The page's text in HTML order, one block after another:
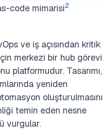
code mimarisi2
ve iş açısından kritik
merkezi bir hub görevi
platformudur. Tasarımı,
yeniden
oluşturulmasını
temin eden nesne
vurgular.